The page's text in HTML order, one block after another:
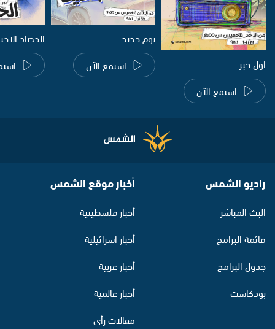
اول خبر
استمع الآن
يوم جديد
استمع الآن
الحصاد
راديو الشمس
البث المباشر
قائمة البرامج
جدول البرامج
بودكاست
أخبار موقع الشمس
أخبار فلسطينية
أخبار اسرائيلية
أخبار عربية
أخبار عالمية
مقالات رأي